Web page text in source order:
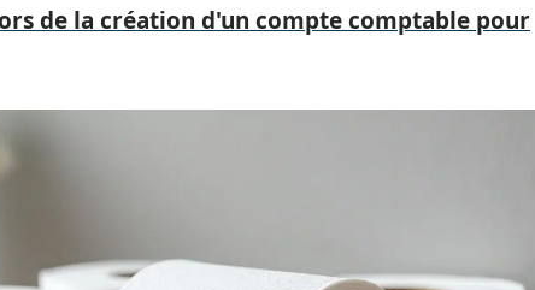
de la création d'un compte comptable pour